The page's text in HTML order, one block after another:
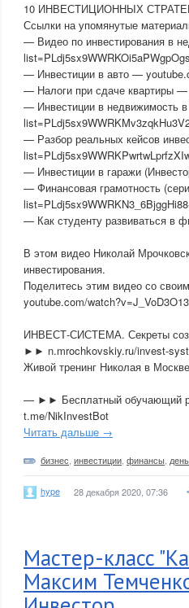
10 ИНВЕСТИЦИОННЫХ
Ссылки на упомянутые
— Видео по инвестирования в
— Инвестиции в авто —
— Налоги при сдаче квартиры
— Инвестиции в недвижимость
— Разбор реальных кейсов
— Инвестиции в гаражи
— Финансовая грамотность
— Как студенту развиваться в
В этом видео Николай
инвестирования.
Поделитесь этим видео со
youtube.com/
ИНВЕСТ-СИСТЕМА. Секреты
►► n.mrochkovskiy.ru/invest-
Живой тренинг Николая в
— ►► Бесплатный обучающий
t.me/NikInvestBot
Читать дальше →
бизнес инвестиции финансы
hype 28 декабря 2020, 07:36
Мастер-класс
Максим